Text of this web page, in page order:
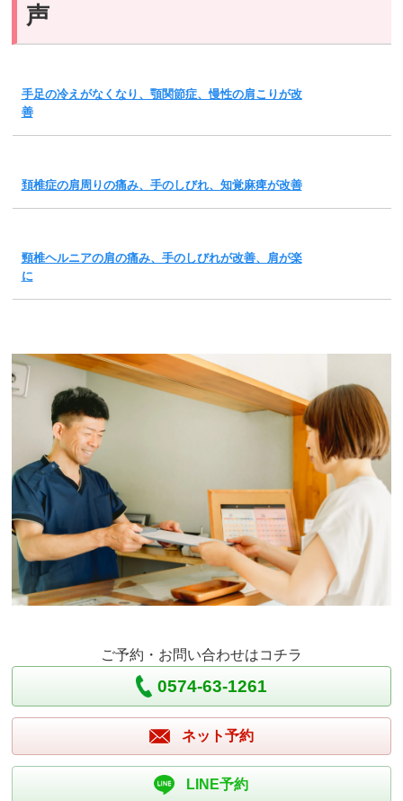
声
手足の冷えがなくなり、顎関節症、慢性の肩こりが改
善
頚椎症の肩周りの痛み、手のしびれ、知覚麻痺が改善
頸椎ヘルニアの肩の痛み、手のしびれが改善、肩が楽
に
ご予約・お問い合わせはコチラ
0574-63-1261
ネット予約
LINE予約